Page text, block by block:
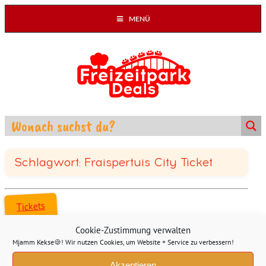
Cookie-Zustimmung verwalten
Mjamm Kekse🍪! Wir nutzen Cookies, um Website + Service zu verbessern!
MENÜ
Schlagwort: Fraispertuis City Ticket
Tickets
Fraispertuis City Tickets für 22€